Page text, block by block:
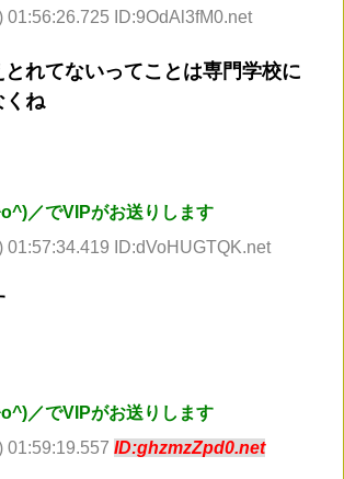
01:56:26.725 ID:9OdAl3fM0.net
れてないってことは専門学校に
くね
／でVIPがお送りします
01:57:34.419 ID:dVoHUGTQK.net
／でVIPがお送りします
01:59:19.557 ID:ghzmzZpd0.net